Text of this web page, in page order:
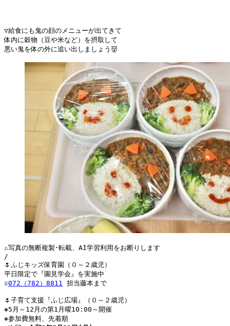
▽給食にも鬼の顔のメニューが出てきて
体内に穀物（豆や米など）を摂取して
悪い鬼を体の外に追い出しましょう👹
⚠写真の無断複製･転載、AI学習利用をお断りします
/
🌷ふじキッズ保育園（０～２歳児）
平日限定で『園見学会』を実施中
☏072（782）8811 担当藤本まで
🌷子育て支援『ふじ広場』（０～２歳児）
❖5月～12月の第1月曜10:00～開催
❖参加費無料、先着順